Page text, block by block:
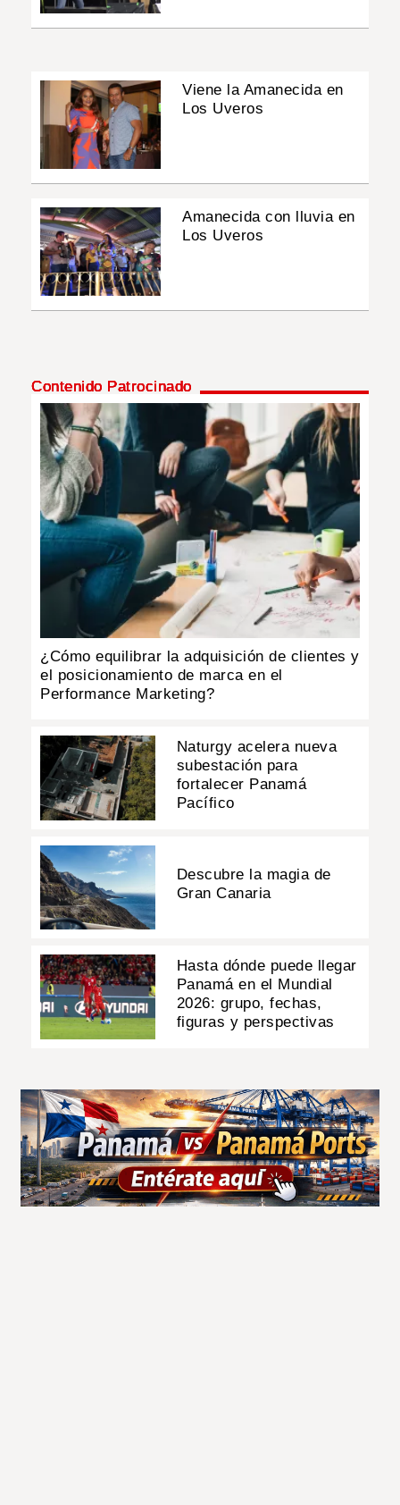
Viene la Amanecida en
Los Uveros
Amanecida con lluvia en
Los Uveros
Contenido Patrocinado
¿Cómo equilibrar la adquisición de clientes y
el posicionamiento de marca en el
Performance Marketing?
Naturgy acelera nueva
subestación para
fortalecer Panamá
Pacífico
Descubre la magia de
Gran Canaria
Hasta dónde puede llegar
Panamá en el Mundial
2026: grupo, fechas,
figuras y perspectivas